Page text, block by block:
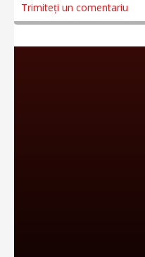
Trimiteți un comentariu